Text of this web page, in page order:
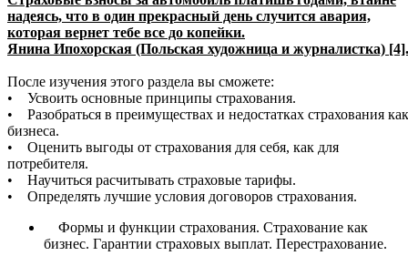
надеясь, что в один прекрасный день случится авария,
которая вернет тебе все до копейки.
Янина Ипохорская (Польская художница и журналистка) [4].
После изучения этого раздела вы сможете:
• Усвоить основные принципы страхования.
• Разобраться в преимуществах и недостатках страхования как
бизнеса.
• Оценить выгоды от страхования для себя, как для
потребителя.
• Научиться расчитывать страховые тарифы.
• Определять лучшие условия договоров страхования.
Формы и функции страхования. Страхование как
бизнес. Гарантии страховых выплат. Перестрахование.